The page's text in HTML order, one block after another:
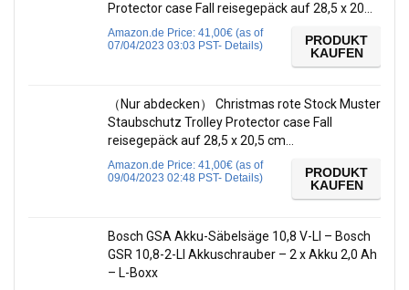
Protector case Fall reisegepäck auf 28,5 x 20…
Amazon.de Price: 41,00€ (as of
07/04/2023 03:03 PST- Details)
PRODUKT
KAUFEN
（Nur abdecken） Christmas rote Stock Muster
Staubschutz Trolley Protector case Fall
reisegepäck auf 28,5 x 20,5 cm…
Amazon.de Price: 41,00€ (as of
09/04/2023 02:48 PST- Details)
PRODUKT
KAUFEN
Bosch GSA Akku-Säbelsäge 10,8 V-LI – Bosch
GSR 10,8-2-LI Akkuschrauber – 2 x Akku 2,0 Ah
– L-Boxx